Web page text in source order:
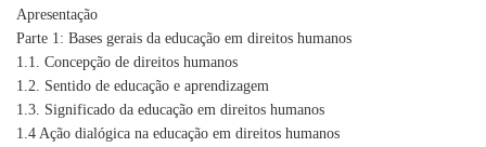
Apresentação
Parte 1: Bases gerais da educação em direitos humanos
1.1. Concepção de direitos humanos
1.2. Sentido de educação e aprendizagem
1.3. Significado da educação em direitos humanos
1.4 Ação dialógica na educação em direitos humanos